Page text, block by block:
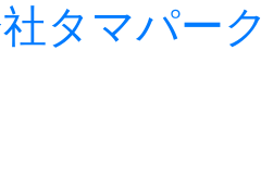
タマパーク